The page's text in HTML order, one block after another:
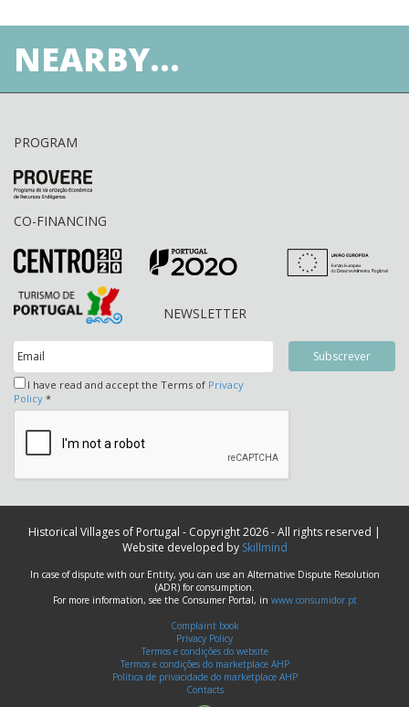
NEARBY...
PROGRAM
CO-FINANCING
NEWSLETTER
I have read and accept the Terms of Privacy
Policy *
Historical Villages of Portugal - Copyright 2026 - All rights reserved |
Website developed by Skillmind
In case of dispute with our Entity, you can use an Alternative Dispute Resolution
(ADR) for consumption.
For more information, see the Consumer Portal, in www.consumidor.pt
Complaint book
Privacy Policy
Termos e condições do website
Termos e condições do marketplace AHP
Política de privacidade do marketplace AHP
Contacts